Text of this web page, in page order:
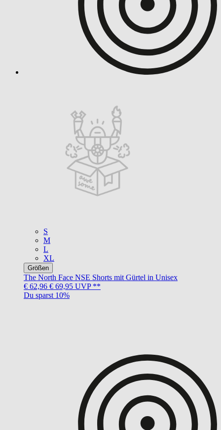
S
M
L
XL
Größen
The North Face NSE Shorts mit Gürtel in Unisex
€ 62,96 € 69,95 UVP **
Du sparst 10%